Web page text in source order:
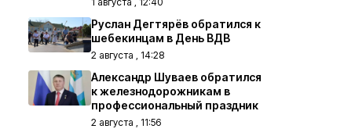
Руслан Дегтярёв обратился к
шебекинцам в День ВДВ
2 августа , 14:28
Александр Шуваев обратился
к железнодорожникам в
профессиональный праздник
2 августа , 11:56